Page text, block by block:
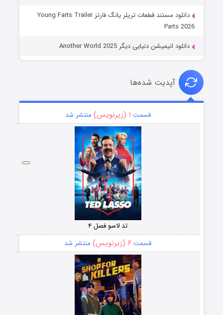
دانلود مستند قطعات تریلر یانگ فارتز Young Farts Trailer
Parts 2026
دانلود انیمیشن دنیایی دیگر Another World 2025
آپدیت شده‌ها
قسمت ۱ (زیرنویس) منتشر شد
تد لاسو فصل ۴
قسمت ۶ (زیرنویس) منتشر شد